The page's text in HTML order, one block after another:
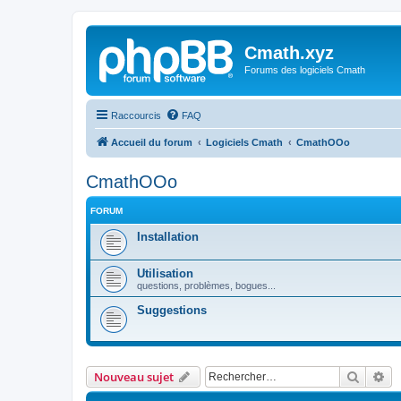
Cmath.xyz
Forums des logiciels Cmath
Raccourcis FAQ
Accueil du forum Logiciels Cmath CmathOOo
CmathOOo
FORUM
Installation
Utilisation
questions, problèmes, bogues...
Suggestions
Nouveau sujet